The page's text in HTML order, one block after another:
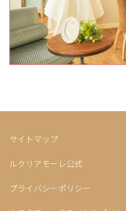
サイトマップ
ルクリアモーレ公式
プライバシーポリシー